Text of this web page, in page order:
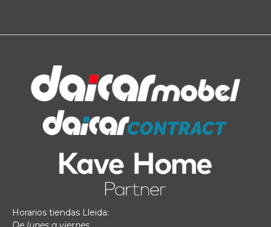
Horarios tiendas Lleida: